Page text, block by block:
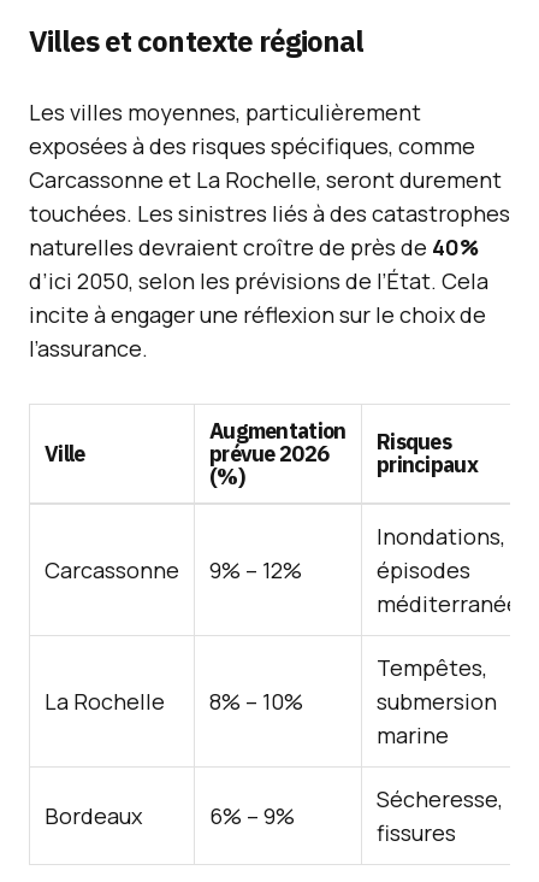
Villes et contexte régional
Les villes moyennes, particulièrement
exposées à des risques spécifiques, comme
Carcassonne et La Rochelle, seront durement
touchées. Les sinistres liés à des catastrophes
naturelles devraient croître de près de 40%
d’ici 2050, selon les prévisions de l’État. Cela
incite à engager une réflexion sur le choix de
l’assurance.
Ville
Augmentation
prévue 2026
(%)
Risques
principaux
Carcassonne 9% – 12%
Inondations,
épisodes
La Rochelle 8% – 10%
Tempêtes,
submersion
marine
Bordeaux 6% – 9%
Sécheresse,
fissures